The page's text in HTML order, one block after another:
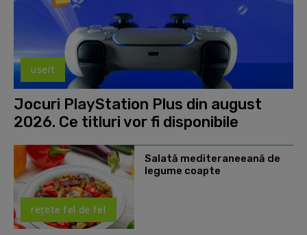
useit
Jocuri PlayStation Plus din august
2026. Ce titluri vor fi disponibile
rețete fel de fel
Salată mediteraneeană de
legume coapte